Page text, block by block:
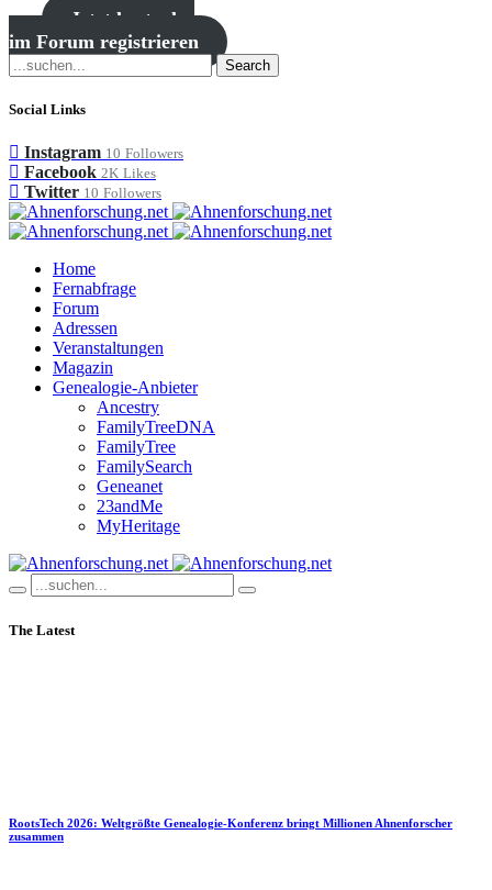
Jetzt kostenlos
im Forum registrieren
Search
Social Links
Instagram 10 Followers
Facebook 2K Likes
Twitter 10 Followers
Home
Fernabfrage
Forum
Adressen
Veranstaltungen
Magazin
Genealogie-Anbieter
Ancestry
FamilyTreeDNA
FamilyTree
FamilySearch
Geneanet
23andMe
MyHeritage
The Latest
RootsTech 2026: Weltgrößte Genealogie-Konferenz bringt Millionen Ahnenforscher
zusammen